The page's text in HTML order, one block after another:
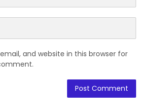
and website in this browser for